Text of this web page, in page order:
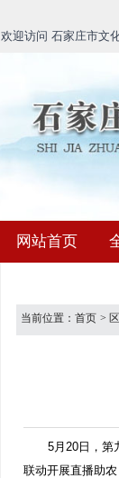
欢迎访问 石家庄市文
网站首页
当前位置： 首页 >
5月20日，第
联动开展直播助